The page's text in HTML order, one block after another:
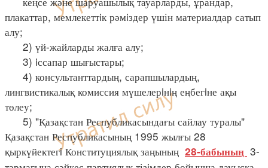
плакаттар, мемлекеттiк рәмiздер үшін материалдар сатып
алу;
2) үй-жайларды жалға алу;
3) iссапар шығыстары;
4) консультанттардың, сарапшылардың,
лингвистикалық комиссия мүшелерiнiң еңбегiне ақы
төлеу;
5) "Қазақстан Республикасындағы сайлау туралы"
Қазақстан Республикасының 1995 жылғы 28
қыркүйектегi Конституциялық заңының 28-бабының 3-